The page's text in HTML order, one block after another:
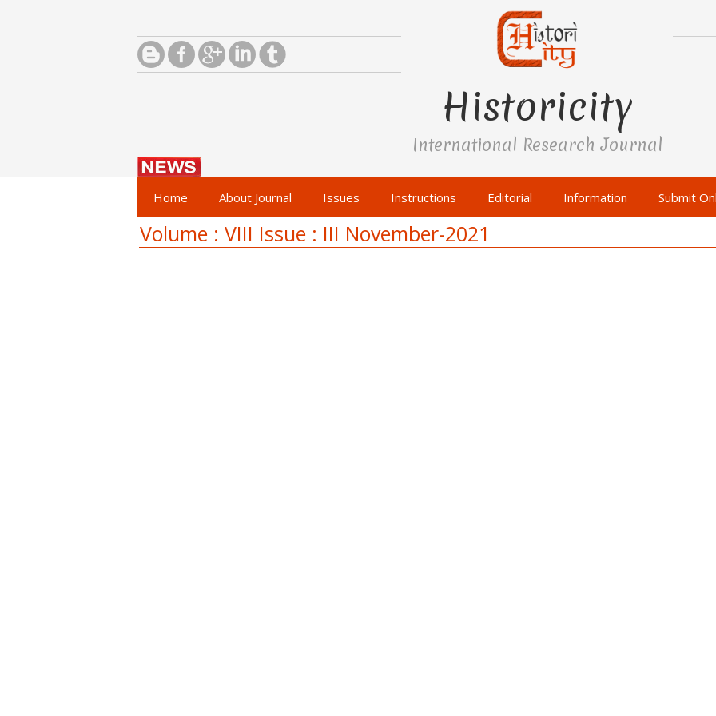
Historicity
International Research Journal
Home About Journal Issues Instructions Editorial Information Submit
Volume : VIII Issue : III November-2021